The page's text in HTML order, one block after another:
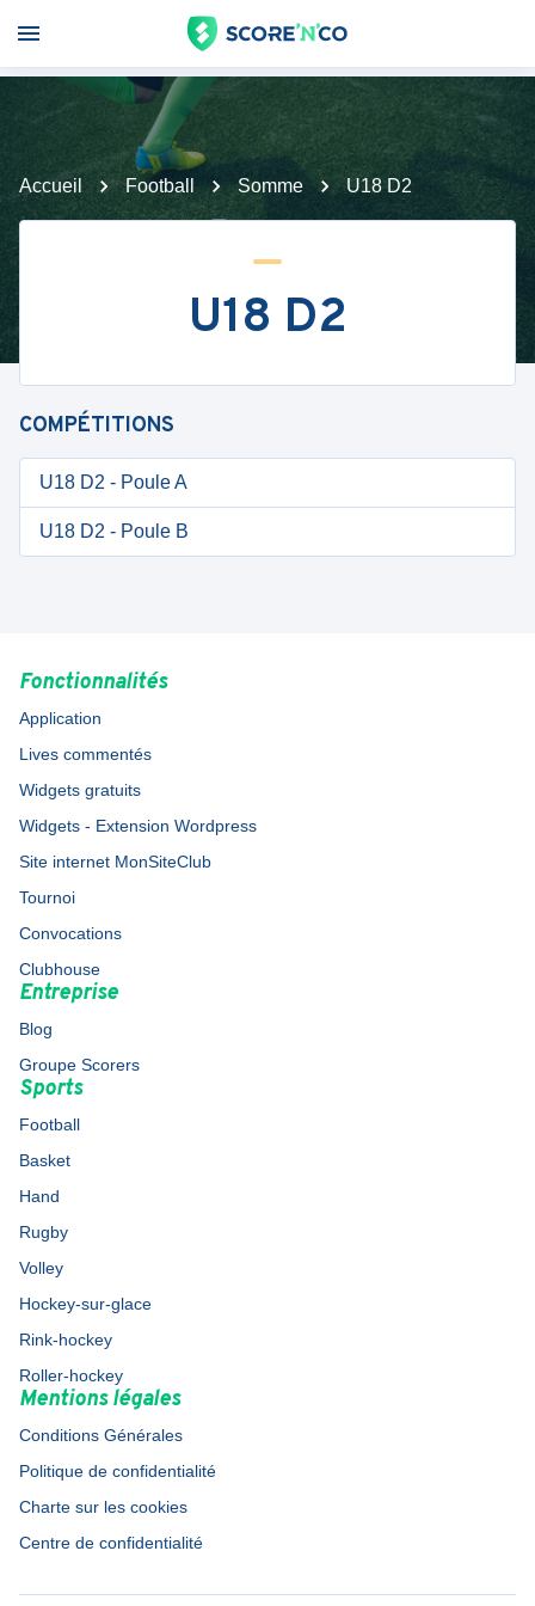
Accueil Football Somme U18 D2
U18 D2
COMPÉTITIONS
U18 D2 - Poule A
U18 D2 - Poule B
Fonctionnalités
Application
Lives commentés
Widgets gratuits
Widgets - Extension Wordpress
Site internet MonSiteClub
Tournoi
Convocations
Clubhouse
Entreprise
Blog
Groupe Scorers
Sports
Football
Basket
Hand
Rugby
Volley
Hockey-sur-glace
Rink-hockey
Roller-hockey
Mentions légales
Conditions Générales
Politique de confidentialité
Charte sur les cookies
Centre de confidentialité